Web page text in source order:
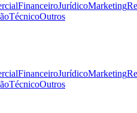
FinanceiroJurídicoMarketing
TécnicoOutros
FinanceiroJurídicoMarketing
TécnicoOutros